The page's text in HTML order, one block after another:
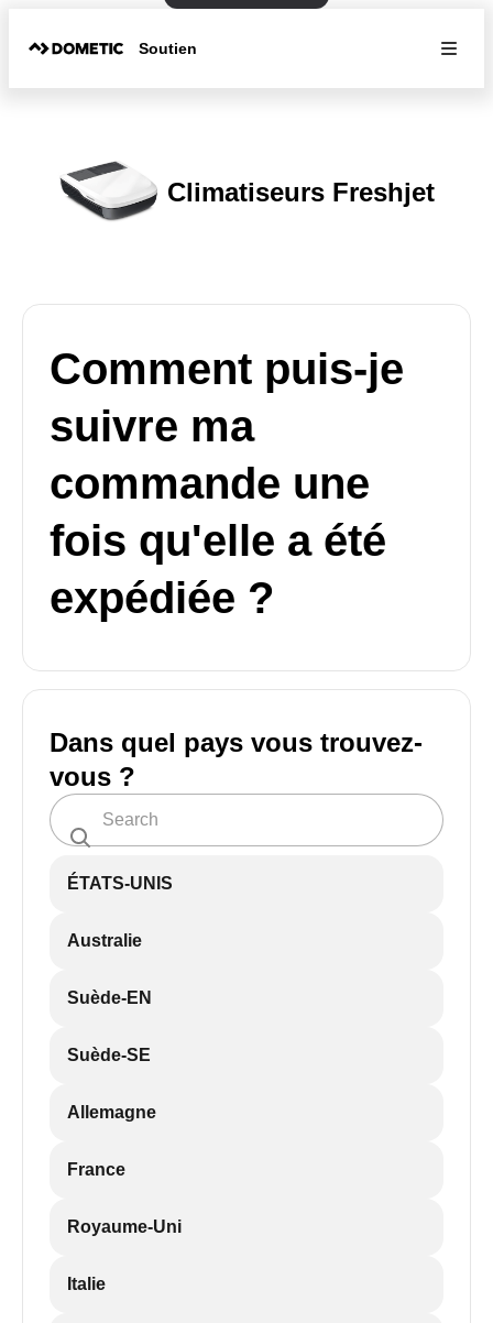
Soutien
Climatiseurs Freshjet
Comment puis-je
suivre ma
commande une
fois qu'elle a été
expédiée ?
Dans quel pays vous trouvez-
vous ?
ÉTATS-UNIS
Australie
Suède-EN
Suède-SE
Allemagne
France
Royaume-Uni
Italie